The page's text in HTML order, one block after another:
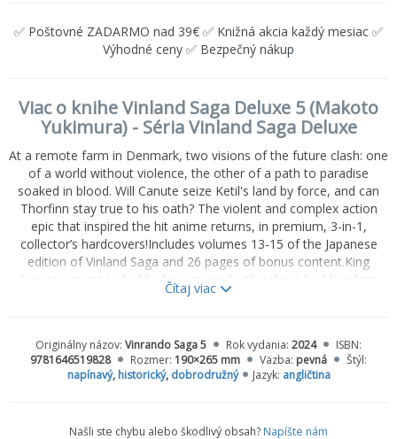
✅ Poštovné ZADARMO nad 39€ ✅ Knižná akcia každý mesiac ✅
Výhodné ceny ✅ Bezpečný nákup
Viac o knihe Vinland Saga Deluxe 5 (Makoto
Yukimura) - Séria Vinland Saga Deluxe
At a remote farm in Denmark, two visions of the future clash: one
of a world without violence, the other of a path to paradise
soaked in blood. Will Canute seize Ketil's land by force, and can
Thorfinn stay true to his oath? The violent and complex action
epic that inspired the hit anime returns, in premium, 3-in-1,
collector’s hardcovers!Includes volumes 13-15 of the Japanese
edition of Vinland Saga and 26 pages of bonus content.King
Canute's quest to build a heaven on Earth will not be bloodless.
His schemes have made Ketil and his sons into fugitives, barely
hired muscle. Beset by betrayal on all sides, there may be no way
out for Ketil, yet Thorfinn finally has his freedom. He and Einar
could leave the slaver to his fate...but the son of Thors feels
Čítaj viac
Originálny názov: Vinrando Saga 5 Rok vydania: 2024
ISBN:
9781646519828
Rozmer: 190×265 mm Väzba: pevná
Štýl:
napínavý, historický, dobrodružný Jazyk: angličtina
Našli ste chybu alebo škodlivý obsah? Napíšte nám